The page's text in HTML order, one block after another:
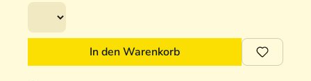
In den Warenkorb